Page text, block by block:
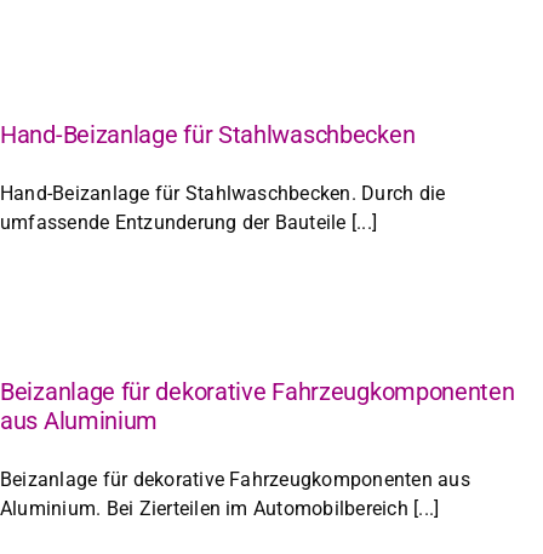
Hand-Beizanlage für Stahlwaschbecken
Hand-Beizanlage für Stahlwaschbecken. Durch die
umfassende Entzunderung der Bauteile [...]
Beizanlage für dekorative Fahrzeugkomponenten
aus Aluminium
Beizanlage für dekorative Fahrzeugkomponenten aus
Aluminium. Bei Zierteilen im Automobilbereich [...]